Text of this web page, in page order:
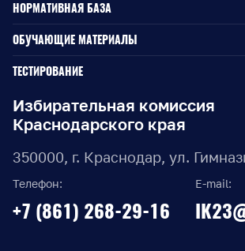
Избирательная комиссия
Краснодарского края
350000, г. Краснодар, ул.
Телефон:
+7 (861) 268-29-16
E-mail:
НОРМАТИВНАЯ БАЗА
Законодательство РФ
Законодательство КК
Документы ЦИК России
Документы ИККК
Выборы Губернатора Краснодарского
Краснодарского края
ОБУЧАЮЩИЕ МАТЕРИАЛЫ
Для окружной избирательной комиссии
Для территориальной избирательной
Для участковой избирательной комиссии
ТЕСТИРОВАНИЕ
Для членов участковых избирательных